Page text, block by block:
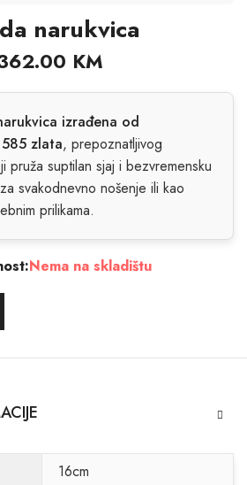
49.00
narukvica
KM
izrađena od
zlata, prepoznatljivog
pruža suptilan sjaj i bezvremensku
svakodnevno nošenje ili kao
prilikama.
Nema na skladištu
16cm